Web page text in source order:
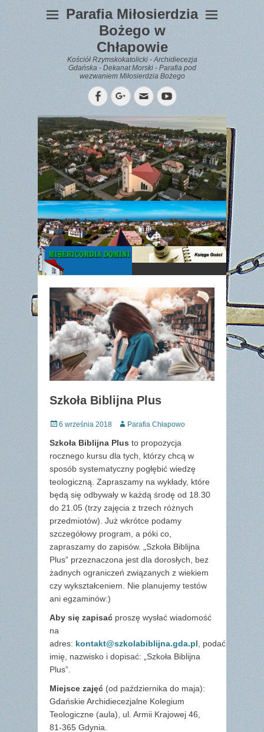
Parafia Miłosierdzia
Bożego w
Chłapowie
Kościół Rzymskokatolicki - Archidiecezja
Gdańska - Dekanat Morski - Parafia pod
wezwaniem Miłosierdzia Bożego
FacebookGoogleplus
EmailYouTube
WYPOCZYNEK
Gazetka
Parafialna
Szkoła Biblijna Plus
Posted
6 września 2018 Author
Parafia Chłapowo
Szkoła Biblijna Plus to propozycja
rocznego kursu dla tych, którzy chcą w
sposób systematyczny pogłębić wiedzę
teologiczną. Zapraszamy na wykłady, które
będą się odbywały w każdą środę od 18.30
do 21.05 (trzy zajęcia z trzech różnych
przedmiotów). Już wkrótce podamy
szczegółowy program, a póki co,
zapraszamy do zapisów. „Szkoła Biblijna
Plus” przeznaczona jest dla dorosłych, bez
żadnych ograniczeń związanych z wiekiem
czy wykształceniem. Nie planujemy testów
ani egzaminów:)
Aby się zapisać proszę wysłać wiadomość
na
adres: kontakt@szkolabiblijna.gda.pl , podać
imię, nazwisko i dopisać: „Szkoła Biblijna
Plus”.
Miejsce zajęć (od października do maja):
Gdańskie Archidiecezjalne Kolegium
Teologiczne (aula), ul. Armii Krajowej 46,
81-365 Gdynia.